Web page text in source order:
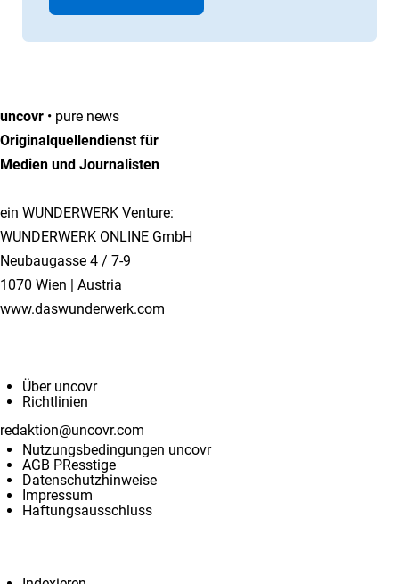
uncovr • pure news
Originalquellendienst für
Medien und Journalisten
ein WUNDERWERK Venture:
WUNDERWERK ONLINE GmbH
Neubaugasse 4 / 7-9
1070 Wien | Austria
www.daswunderwerk.com
Über uncovr
Richtlinien
redaktion@uncovr.com
Nutzungsbedingungen uncovr
AGB PResstige
Datenschutzhinweise
Impressum
Haftungsausschluss